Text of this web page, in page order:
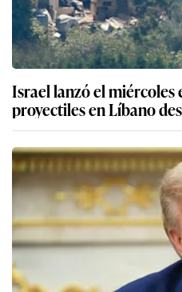
Israel lanzó el
proyectiles en Líbano